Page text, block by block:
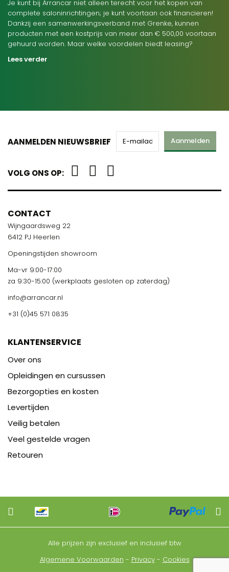
Je kunt bij Arrancar niet alleen terecht voor het kopen van
complete saloninrichtingen; je kunt voortaan ook financieren!
Dankzij een samenwerkingsverband met Grenke, kunnen
producten met een kostprijs van meer dan € 500,00 voortaan
gehuurd worden. Maar welke voordelen biedt leasing?
Lees verder
AANMELDEN NIEUWSBRIEF Aanmelden
VOLG ONS OP:
CONTACT
Wijngaardsweg 22
6412 PJ Heerlen
Openingstijden showroom
Ma-vr 9:00-17:00
za 9:30-15:00 (werkplaats gesloten op zaterdag)
info@arrancar.nl
+31 (0)45 571 0835
KLANTENSERVICE
Over ons
Opleidingen en cursussen
Bezorgopties en kosten
Levertijden
Veilig betalen
Veel gestelde vragen
Retouren
Alle prijzen zijn exclusief en inclusief btw
Algemene Voorwaarden - Privacy- Cookies